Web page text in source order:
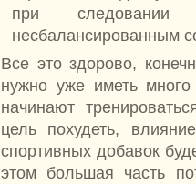
при
несбалансированным
Все это здорово,
нужно уже иметь
начинают
цель похудеть,
спортивных добавок
этом большая часть